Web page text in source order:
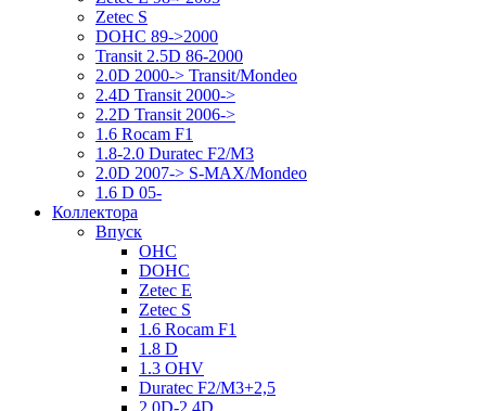
Zetec S
DOHC 89->2000
Transit 2.5D 86-2000
2.0D 2000-> Transit/Mondeo
2.4D Transit 2000->
2.2D Transit 2006->
1.6 Rocam F1
1.8-2.0 Duratec F2/M3
2.0D 2007-> S-MAX/Mondeo
1.6 D 05-
Коллектора
Впуск
OHC
DOHC
Zetec E
Zetec S
1.6 Rocam F1
1.8 D
1.3 OHV
Duratec F2/M3+2,5